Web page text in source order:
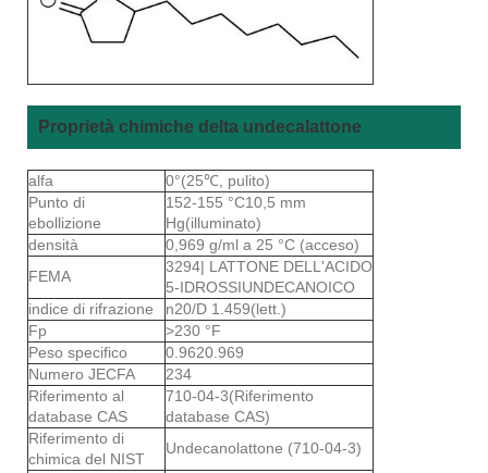
Proprietà chimiche delta undecalattone
alfa
0°(25℃, pulito)
Punto di
ebollizione
152-155 °C10,5 mm
Hg(illuminato)
densità
0,969 g/ml a 25 °C (acceso)
FEMA
3294| LATTONE DELL'ACIDO
5-IDROSSIUNDECANOICO
indice di rifrazione
n20/D 1.459(lett.)
Fp
>230 °F
Peso specifico
0.9620.969
Numero JECFA
234
Riferimento al
database CAS
710-04-3(Riferimento
database CAS)
Riferimento di
chimica del NIST
Undecanolattone (710-04-3)